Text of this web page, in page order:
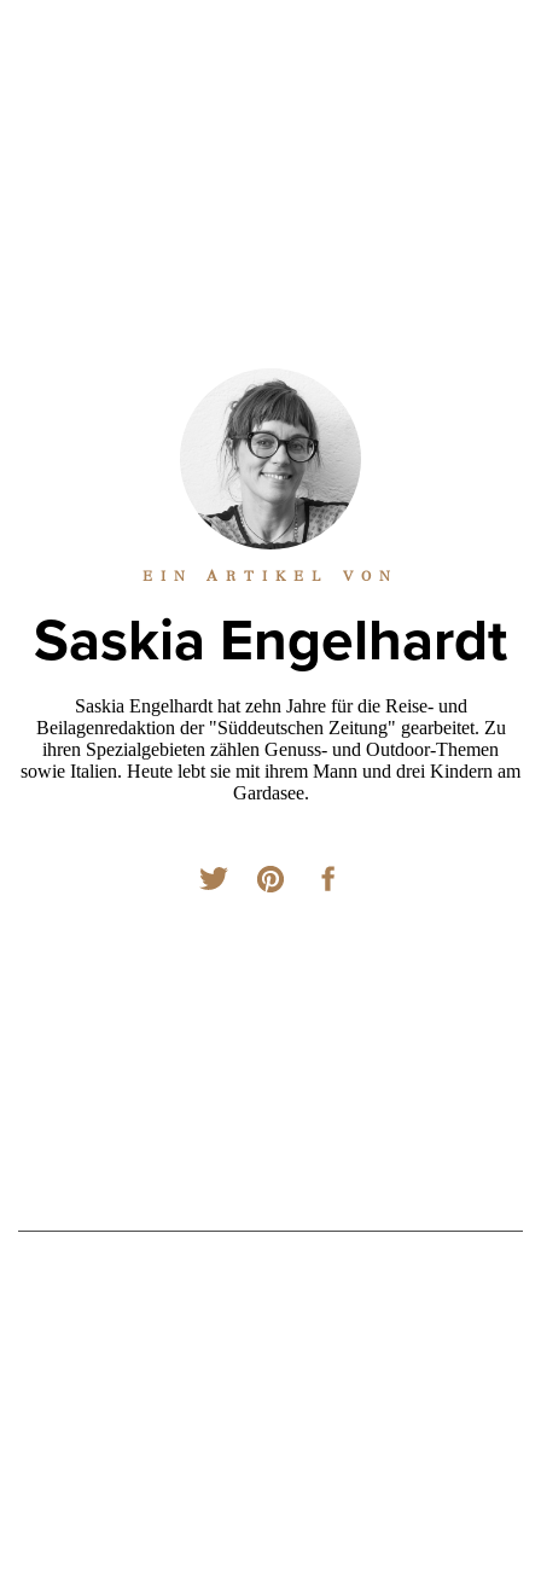
EIN ARTIKEL VON
Saskia Engelhardt
Saskia Engelhardt hat zehn Jahre für die Reise- und
Beilagenredaktion der "Süddeutschen Zeitung" gearbeitet. Zu
ihren Spezialgebieten zählen Genuss- und Outdoor-Themen
sowie Italien. Heute lebt sie mit ihrem Mann und drei Kindern am
Gardasee.